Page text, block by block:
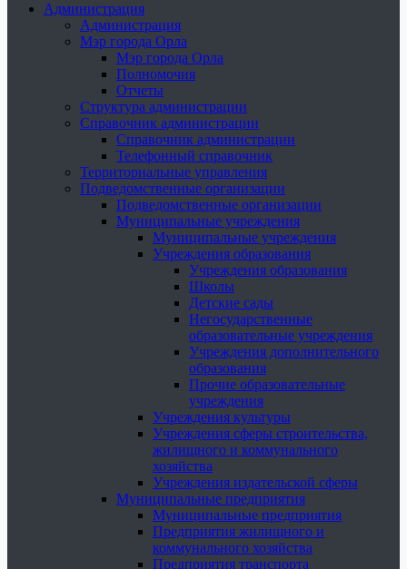
Администрация
Администрация
Мэр города Орла
Мэр города Орла
Полномочия
Отчеты
Структура администрации
Справочник администрации
Справочник администрации
Телефонный справочник
Территориальные управления
Подведомственные организации
Подведомственные организации
Муниципальные учреждения
Муниципальные учреждения
Учреждения образования
Учреждения образования
Школы
Детские сады
Негосударственные
образовательные учреждения
Учреждения дополнительного
образования
Прочие образовательные
учреждения
Учреждения культуры
Учреждения сферы строительства,
жилищного и коммунального
хозяйства
Учреждения издательской сферы
Муниципальные предприятия
Муниципальные предприятия
Предприятия жилищного и
коммунального хозяйства
Предприятия транспорта